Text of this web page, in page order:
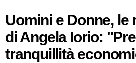
Uomini e Donne, le
di Angela Iorio:
tranquillità